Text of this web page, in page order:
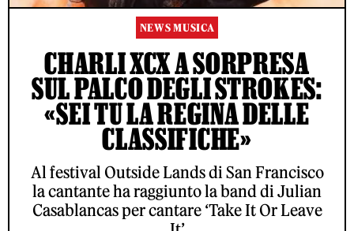
NEWS MUSICA
CHARLI XCX A SORPRESA
SUL PALCO DEGLI STROKES:
«SEI TU LA REGINA DELLE
CLASSIFICHE»
Al festival Outside Lands di San Francisco
la cantante ha raggiunto la band di Julian
Casablancas per cantare ‘Take It Or Leave